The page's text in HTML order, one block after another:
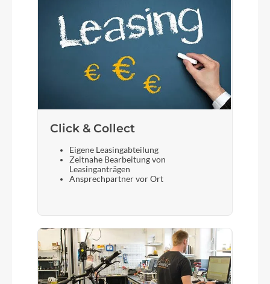
Click & Collect
Eigene Leasingabteilung
Zeitnahe Bearbeitung von
Leasinganträgen
Ansprechpartner vor Ort